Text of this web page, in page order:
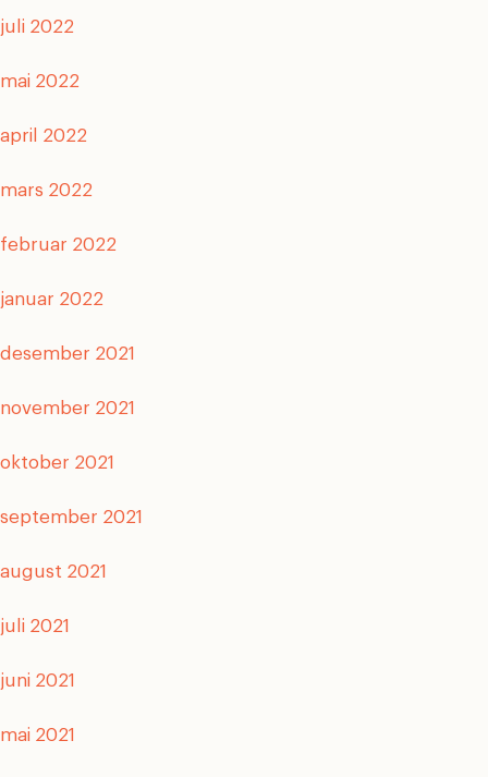
juli 2022
mai 2022
april 2022
mars 2022
februar 2022
januar 2022
desember 2021
november 2021
oktober 2021
september 2021
august 2021
juli 2021
juni 2021
mai 2021